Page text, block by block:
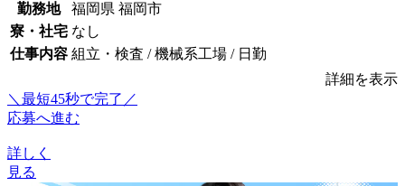
勤務地
福岡県 福岡市
寮・社宅 なし
仕事内容 組立・検査 / 機械系工場 / 日勤
詳細を表示
＼最短45秒で完了／
応募へ進む
詳しく
見る